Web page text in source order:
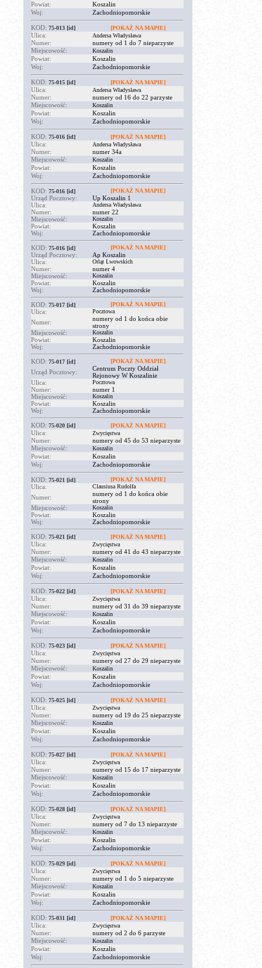
Powiat:
Koszalin
Woj:
Zachodniopomorskie
KOD: 75-013 [id] [POKAŻ NA MAPIE]
Ulica: Andersa Władysława
Numer:
numery od 1 do 7 nieparzyste
Miejscowość:
Koszalin
Powiat:
Koszalin
Woj:
Zachodniopomorskie
KOD: 75-015 [id] [POKAŻ NA MAPIE]
Ulica: Andersa Władysława
Numer:
numery od 16 do 22 parzyste
Miejscowość:
Koszalin
Powiat:
Koszalin
Woj:
Zachodniopomorskie
KOD: 75-016 [id] [POKAŻ NA MAPIE]
Ulica: Andersa Władysława
Numer:
numer 34a
Miejscowość:
Koszalin
Powiat:
Koszalin
Woj:
Zachodniopomorskie
KOD: 75-016 [id] [POKAŻ NA MAPIE]
Urząd Pocztowy:
Up Koszalin 1
Ulica:
Andersa Władysława
Numer:
numer 22
Miejscowość:
Koszalin
Powiat:
Koszalin
Woj:
Zachodniopomorskie
KOD: 75-016 [id] [POKAŻ NA MAPIE]
Urząd Pocztowy:
Ap Koszalin
Ulica:
Orląt Lwowskich
Numer:
numer 4
Miejscowość:
Koszalin
Powiat:
Koszalin
Woj:
Zachodniopomorskie
KOD: 75-017 [id] [POKAŻ NA MAPIE]
Ulica: Pocztowa
Numer:
numery od 1 do końca obie
strony
Miejscowość:
Koszalin
Powiat:
Koszalin
Woj:
Zachodniopomorskie
KOD: 75-017 [id] [POKAŻ NA MAPIE]
Urząd Pocztowy:
Centrum Poczty Oddział
Rejonowy W Koszalinie
Ulica:
Pocztowa
Numer:
numer 1
Miejscowość:
Koszalin
Powiat:
Koszalin
Woj:
Zachodniopomorskie
KOD: 75-020 [id] [POKAŻ NA MAPIE]
Ulica: Zwycięstwa
Numer:
numery od 45 do 53 nieparzyste
Miejscowość:
Koszalin
Powiat:
Koszalin
Woj:
Zachodniopomorskie
KOD: 75-021 [id] [POKAŻ NA MAPIE]
Ulica: Clausiusa Rudolfa
Numer:
numery od 1 do końca obie
strony
Miejscowość:
Koszalin
Powiat:
Koszalin
Woj:
Zachodniopomorskie
KOD: 75-021 [id] [POKAŻ NA MAPIE]
Ulica: Zwycięstwa
Numer:
numery od 41 do 43 nieparzyste
Miejscowość:
Koszalin
Powiat:
Koszalin
Woj:
Zachodniopomorskie
KOD: 75-022 [id] [POKAŻ NA MAPIE]
Ulica: Zwycięstwa
Numer:
numery od 31 do 39 nieparzyste
Miejscowość:
Koszalin
Powiat:
Koszalin
Woj:
Zachodniopomorskie
KOD: 75-023 [id] [POKAŻ NA MAPIE]
Ulica: Zwycięstwa
Numer:
numery od 27 do 29 nieparzyste
Miejscowość:
Koszalin
Powiat:
Koszalin
Woj:
Zachodniopomorskie
KOD: 75-025 [id] [POKAŻ NA MAPIE]
Ulica: Zwycięstwa
Numer:
numery od 19 do 25 nieparzyste
Miejscowość:
Koszalin
Powiat:
Koszalin
Woj:
Zachodniopomorskie
KOD: 75-027 [id] [POKAŻ NA MAPIE]
Ulica: Zwycięstwa
Numer:
numery od 15 do 17 nieparzyste
Miejscowość:
Koszalin
Powiat:
Koszalin
Woj:
Zachodniopomorskie
KOD: 75-028 [id] [POKAŻ NA MAPIE]
Ulica: Zwycięstwa
Numer:
numery od 7 do 13 nieparzyste
Miejscowość:
Koszalin
Powiat:
Koszalin
Woj:
Zachodniopomorskie
KOD: 75-029 [id] [POKAŻ NA MAPIE]
Ulica: Zwycięstwa
Numer:
numery od 1 do 5 nieparzyste
Miejscowość:
Koszalin
Powiat:
Koszalin
Woj:
Zachodniopomorskie
KOD: 75-031 [id] [POKAŻ NA MAPIE]
Ulica: Zwycięstwa
Numer:
numery od 2 do 6 parzyste
Miejscowość:
Koszalin
Powiat:
Koszalin
Woj:
Zachodniopomorskie